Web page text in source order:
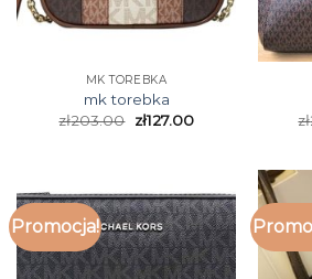
MK TOREBKA
mk torebka
zł203.00 zł127.00
zł
Promocja!